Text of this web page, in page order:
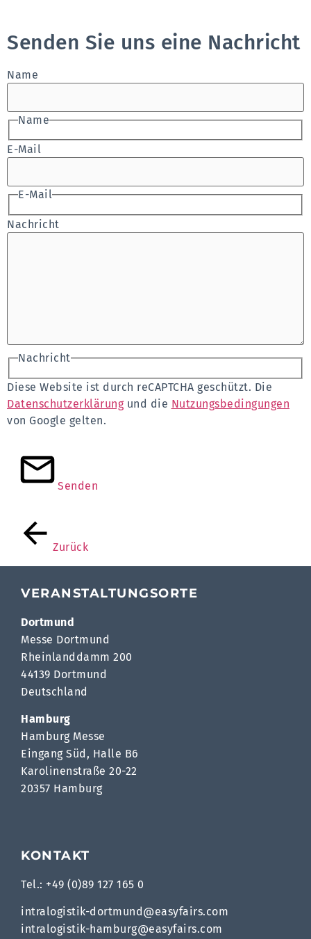
Senden Sie uns eine Nachricht
Name
Name
E-Mail
E-Mail
Nachricht
Nachricht
Diese Website ist durch reCAPTCHA geschützt. Die
Datenschutzerklärungund die Nutzungsbedingungen
von Google gelten.
Senden
Zurück
VERANSTALTUNGSORTE
Dortmund
Messe Dortmund
Rheinlanddamm 200
44139 Dortmund
Deutschland
Hamburg
Hamburg Messe
Eingang Süd, Halle B6
Karolinenstraße 20-22
20357 Hamburg
KONTAKT
Tel.: +49 (0)89 127 165 0
intralogistik-dortmund@easyfairs.com
intralogistik-hamburg@easyfairs.com